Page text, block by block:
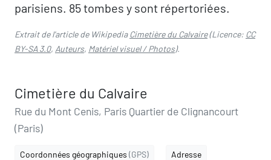
parisiens. 85 tombes y sont répertoriées.
Extrait de l'article de WikipediaCimetière du Calvaire(Licence: CC
BY-SA 3.0, Auteurs, Matériel visuel / Photos).
Cimetière du Calvaire
Rue du Mont Cenis, Paris Quartier de Clignancourt
(Paris)
Coordonnées géographiques (GPS) Adresse